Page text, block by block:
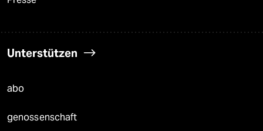
Unterstützen
abo
genossenschaft